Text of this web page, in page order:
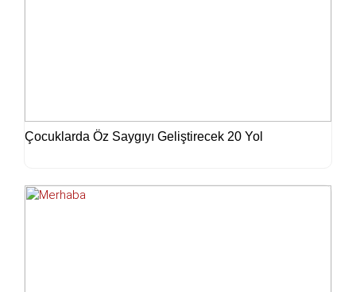
Çocuklarda Öz Saygıyı Geliştirecek 20 Yol